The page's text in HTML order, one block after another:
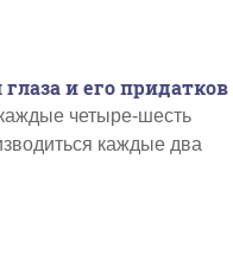
и его придатков
четыре-шесть
каждые два